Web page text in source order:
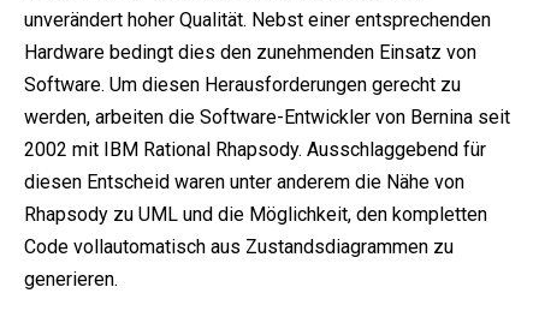
unverändert hoher Qualität. Nebst einer entsprechenden
Hardware bedingt dies den zunehmenden Einsatz von
Software. Um diesen Herausforderungen gerecht zu
werden, arbeiten die Software-Entwickler von Bernina seit
2002 mit IBM Rational Rhapsody. Ausschlaggebend für
diesen Entscheid waren unter anderem die Nähe von
Rhapsody zu UML und die Möglichkeit, den kompletten
Code vollautomatisch aus Zustandsdiagrammen zu
generieren.